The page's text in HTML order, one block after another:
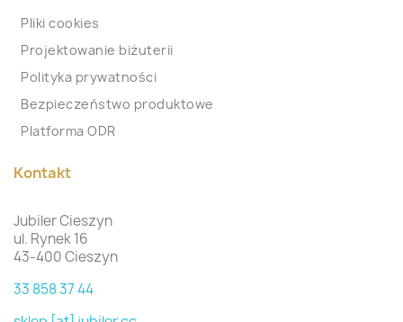
Pliki cookies
Projektowanie biżuterii
Polityka prywatności
Bezpieczeństwo produktowe
Platforma ODR
Kontakt
Jubiler Cieszyn
ul. Rynek 16
43-400 Cieszyn
33 858 37 44